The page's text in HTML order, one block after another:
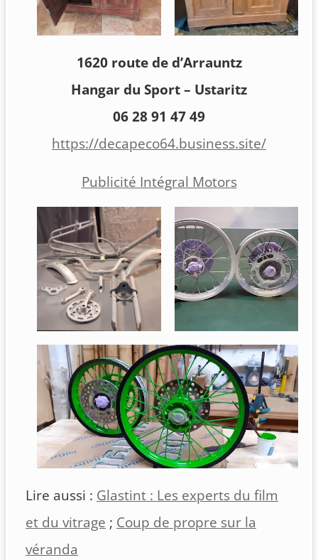
1620 route de d’Arrauntz
Hangar du Sport – Ustaritz
06 28 91 47 49
https://decapeco64.business.site/
Publicité Intégral Motors
Lire aussi : Glastint : Les experts du film
et du vitrage ; Coup de propre sur la
véranda